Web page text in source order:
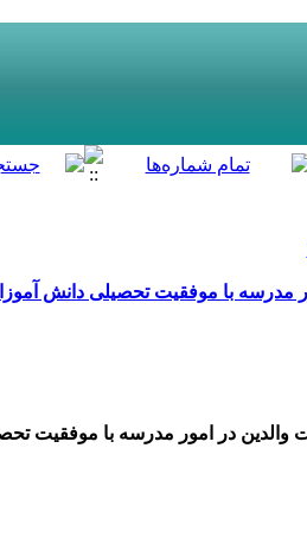
مدرسه با موفقیت تحصیلی دانش
در امور مدرسه با موفقیت